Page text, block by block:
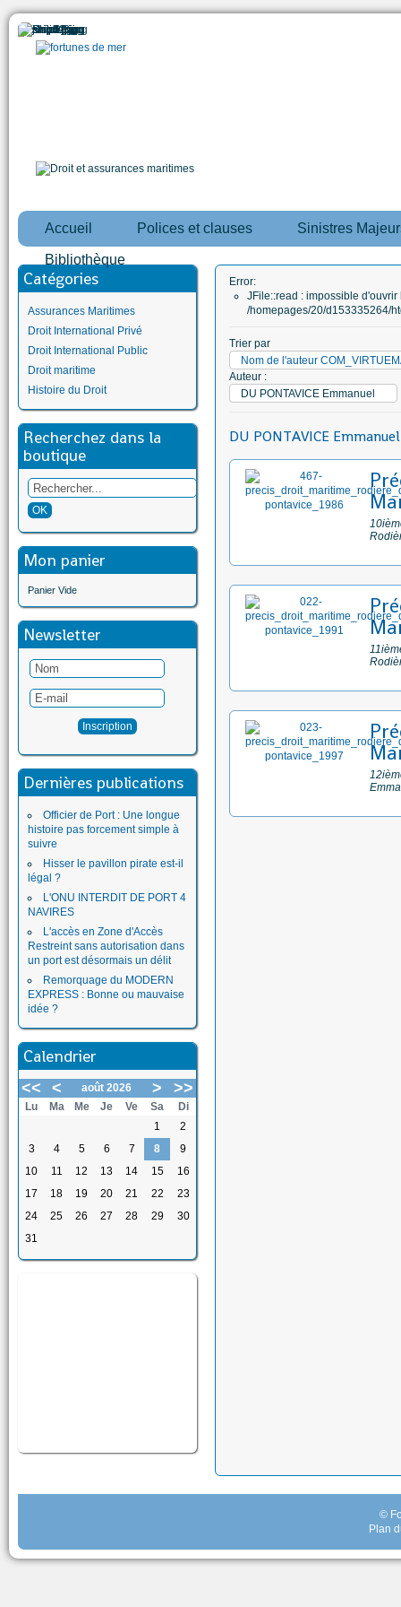
Accueil Polices et clauses Sinistres
Bibliothèque
Catégories
Assurances Maritimes
Droit International Privé
Droit International Public
Droit maritime
Histoire du Droit
Recherchez dans la
boutique
Mon panier
Panier Vide
Newsletter
Dernières publications
Officier de Port : Une longue
histoire pas forcement simple à
suivre
Hisser le pavillon pirate est-il
légal ?
L'ONU INTERDIT DE PORT 4
NAVIRES
L'accès en Zone d'Accès
Restreint sans autorisation dans
un port est désormais un délit
Remorquage du MODERN
EXPRESS : Bonne ou mauvaise
idée ?
Calendrier
<< < août 2026 > >>
Lu Ma Me Je Ve Sa
Di
1
2
3
4 5 6 7 8
9
10
11 12 13 14 15
16
17
18 19 20 21 22
23
24
25 26 27 28 29
30
31
Error:
JFile::read : impossible d'ouvrir
/homepages/20/d153335264/
Trier par
Nom de l'auteur
Auteur :
DU PONTAVICE Emmanuel
DU PONTAVICE Emmanuel
©
Plan